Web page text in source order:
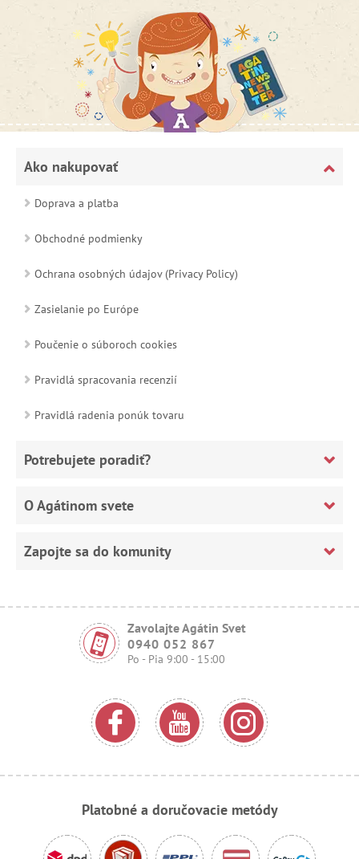
Ako nakupovať
Doprava a platba
Obchodné podmienky
Ochrana osobných údajov (Privacy Policy)
Zasielanie po Európe
Poučenie o súboroch cookies
Pravidlá spracovania recenzií
Pravidlá radenia ponúk tovaru
Potrebujete poradiť?
O Agátinom svete
Zapojte sa do komunity
Zavolajte Agátin Svet
0940 052 867
Po - Pia 9:00 - 15:00
Platobné a doručovacie metódy